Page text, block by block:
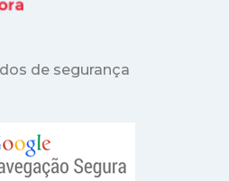
de segurança